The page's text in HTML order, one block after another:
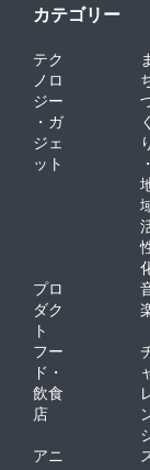
カテゴリー
テク
ノロ
ジー
・ガ
ジェ
ット
く
・
プロ
ダク
ト
フー
ド・
飲食
店
アニ